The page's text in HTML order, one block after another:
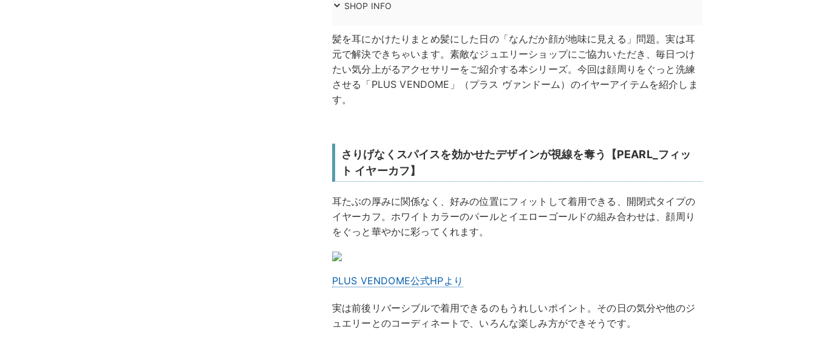
SHOP INFO
髪を耳にかけたりまとめ髪にした日の「なんだか顔が地味に見える」問題。実は耳
元で解決できちゃいます。素敵なジュエリーショップにご協力いただき、毎日つけ
たい気分上がるアクセサリーをご紹介する本シリーズ。今回は顔周りをぐっと洗練
させる「PLUS VENDOME」（プラス ヴァンドーム）のイヤーアイテムを紹介しま
す。
さりげなくスパイスを効かせたデザインが視線を奪う【PEARL_フィッ
ト イヤーカフ】
耳たぶの厚みに関係なく、好みの位置にフィットして着用できる、開閉式タイプの
イヤーカフ。ホワイトカラーのパールとイエローゴールドの組み合わせは、顔周り
をぐっと華やかに彩ってくれます。
PLUS VENDOME公式HPより
実は前後リバーシブルで着用できるのもうれしいポイント。その日の気分や他のジ
ュエリーとのコーディネートで、いろんな楽しみ方ができそうです。